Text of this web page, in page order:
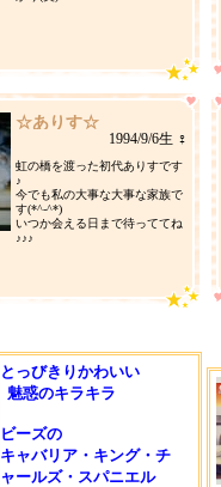
☆ありす☆
1994/9/6生 ♀
虹の橋を渡った初代ありすです
♪
今でも私の大事な大事な家族で
す(*^-^*)
いつか会える日まで待っててね
♪♪♪
とっびきりかわいい
魅惑のキラキラ
ビーズの
キャバリア・キング・チ
ャールズ・スパニエル